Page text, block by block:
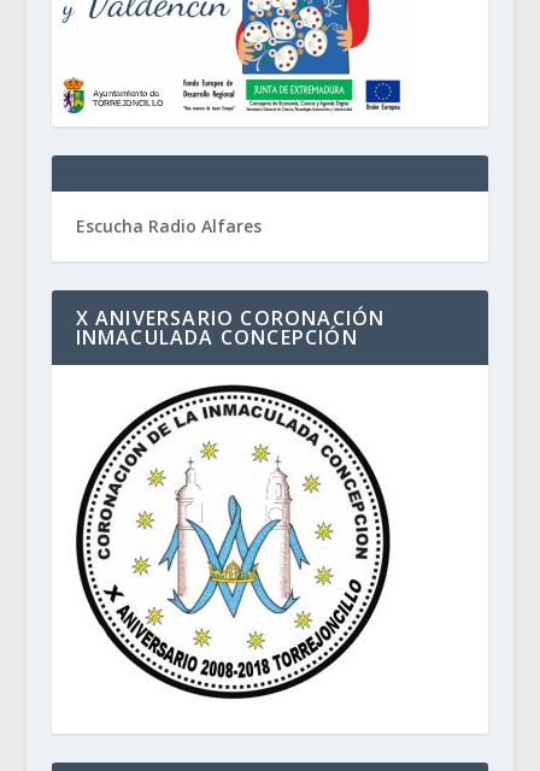
Escucha Radio Alfares
X ANIVERSARIO CORONACIÓN
INMACULADA CONCEPCIÓN